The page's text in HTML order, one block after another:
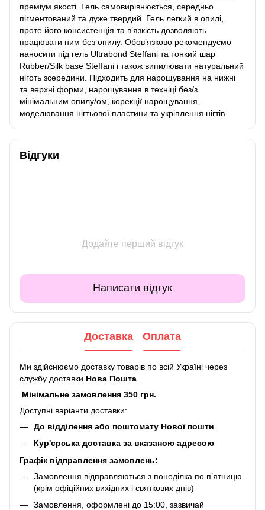
преміум якості. Гель самовирівнюється, середньо
пігментований та дуже твердий. Гель легкий в опилі,
проте його консистенція та в’язкість дозволяють
працювати ним без опилу. Обов’язково рекомендуємо
наносити під гель Ultrabond Steffani та тонкий шар
Rubber/Silk base Steffani і також випилювати натуральний
ніготь зсередини. Підходить для нарощування на нижні
та верхні форми, нарощування в техніці без/з
мінімальним опилу/ом, корекції нарощування,
моделювання нігтьової пластини та укріплення нігтів.
Відгуки
Додайте перший відгук
Написати відгук
Доставка Оплата
Ми здійснюємо доставку товарів по всій Україні через
службу доставки Нова Пошта
Мінімальне замовлення 350 грн.
Доступні варіанти доставки:
До відділення або поштомату Нової пошти
Кур'єрська доставка за вказаною адресою
Графік відправлення замовлень:
Замовлення відправляються з понеділка по п’ятницю
(крім офіційних вихідних і святкових днів)
Замовлення, оформлені до 15:00, зазвичай